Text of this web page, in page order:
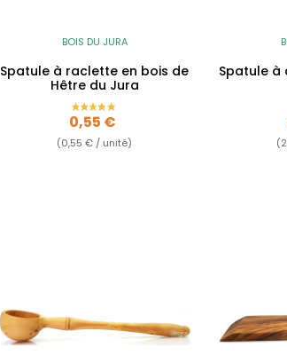
BOIS DU JURA
Spatule à raclette en bois de
Hêtre du Jura
Prix
0,55 €
(0,55 € / unité)
Spatule à